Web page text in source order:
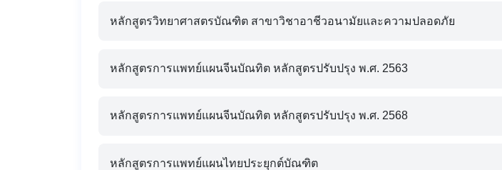
หลักสูตรวิทยาศาสตรบัณฑิต สาขาวิชาอาชีวอนามัยและความปลอดภัย
หลักสูตรการแพทย์แผนจีนบัณทิต หลักสูตรปรับปรุง พ.ศ. 2563
หลักสูตรการแพทย์แผนจีนบัณทิต หลักสูตรปรับปรุง พ.ศ. 2568
หลักสูตรการแพทย์แผนไทยประยุกต์บัณฑิต